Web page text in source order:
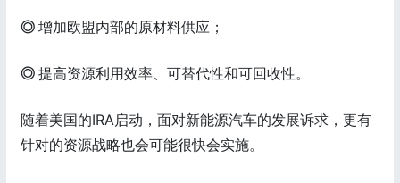
◎ 增加欧盟内部的原材料供应；
◎ 提高资源利用效率、可替代性和可回收性。
随着美国的IRA启动，面对新能源汽车的发展诉求，更有
针对的资源战略也会可能很快会实施。